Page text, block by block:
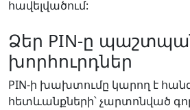
հավելվածում:
Ձեր PIN-ը
խորհուրդներ
PIN-ի խախտումը կարող է
հետևանքների՝ չարտոնված